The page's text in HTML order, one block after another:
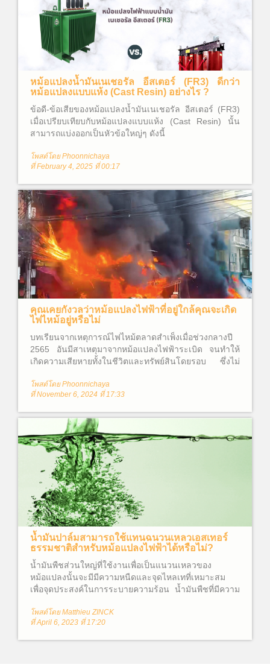
หม้อแปลงน้ำมันเนเชอรัล อีสเตอร์ (FR3) ดีกว่า
หม้อแปลงแบบแห้ง (Cast Resin) อย่างไร ?
ข้อดี-ข้อเสียของหม้อแปลงน้ำมันเนเชอรัล อีสเตอร์ (FR3)
เมื่อเปรียบเทียบกับหม้อแปลงแบบแห้ง (Cast Resin) นั้น
สามารถแบ่งออกเป็นหัวข้อใหญ่ๆ ดังนี้
โพสต์โดย Phoonnichaya
ที่ February 4, 2025 ที่ 00:17
คุณเคยกังวลว่าหม้อแปลงไฟฟ้าที่อยู่ใกล้คุณจะเกิด
ไฟไหม้อยู่หรือไม่
บทเรียนจากเหตุการณ์ไฟไหม้ตลาดสำเพ็งเมื่อช่วงกลางปี
2565 อันมีสาเหตุมาจากหม้อแปลงไฟฟ้าระเบิด จนทำให้
เกิดความเสียหายทั้งในชีวิตและทรัพย์สินโดยรอบ ซึ่งไม่
หม้อแปลงไฟฟ้าคืออะไร? และเหตุใดจึงเกิดไฟไหม้ขึ้นได้?
โพสต์โดย Phoonnichaya
ที่ November 6, 2024 ที่ 17:33
น้ำมันปาล์มสามารถใช้แทนฉนวนเหลวเอสเทอร์
ธรรมชาติสำหรับหม้อแปลงไฟฟ้าได้หรือไม่?
น้ำมันพืชส่วนใหญ่ที่ใช้งานเพื่อเป็นแนวนเหลวของ
หม้อแปลงนั้นจะมีมีความหนืดและจุดไหลเทที่เหมาะสม
เพื่อจุดประสงค์ในการระบายความร้อน น้ำมันพืชที่มีความ
อิ่มตัวเป็นส่วนใหญ่ ได้แก่ โอเลอิก (พันธะคู่ C=C 1 พันธะ)
ลิโนเลอิก (พันธะคู่ C=C 2 พันธะ) และไลโนเลนิก (พันธะ
โพสต์โดย Matthieu ZINCK
ที่ April 6, 2023 ที่ 17:20